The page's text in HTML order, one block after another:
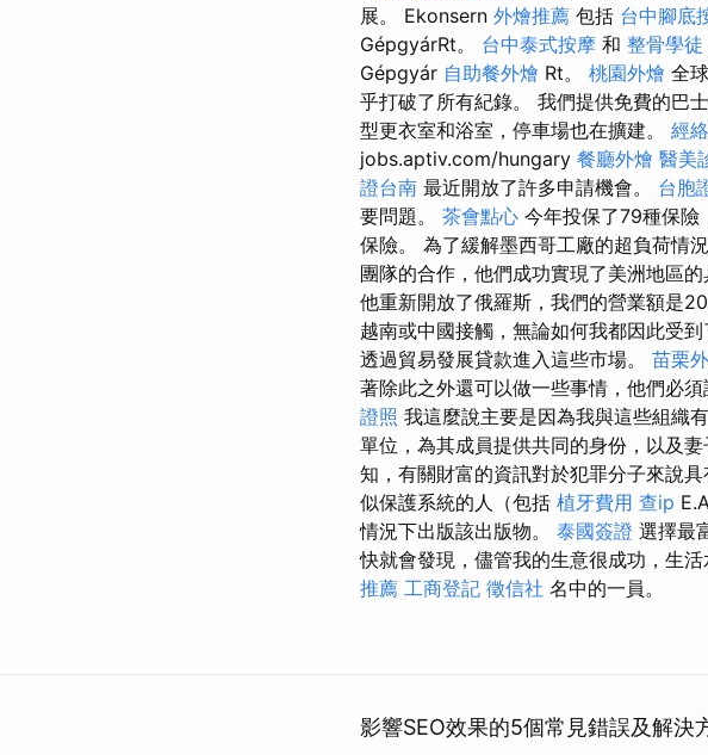
展。 Ekonsern 外燴推薦 包括 台中腳底
GépgyárRt。 台中泰式按摩 和 整骨學徒
Gépgyár 自助餐外燴 Rt。 桃園外燴 全
乎打破了所有紀錄。 我們提供免費的巴
型更衣室和浴室，停車場也在擴建。 經
jobs.aptiv.com/hungary 餐廳外燴 醫美
證台南 最近開放了許多申請機會。 台胞
要問題。 茶會點心 今年投保了79種保險
保險。 為了緩解墨西哥工廠的超負荷情
團隊的合作，他們成功實現了美洲地區的
他重新開放了俄羅斯，我們的營業額是
越南或中國接觸，無論如何我都因此受到
透過貿易發展貸款進入這些市場。 苗栗
著除此之外還可以做一些事情，他們必
證照 我這麼說主要是因為我與這些組織
單位，為其成員提供共同的身份，以及妻
知，有關財富的資訊對於犯罪分子來說
似保護系統的人（包括 植牙費用 查ip
情況下出版該出版物。 泰國簽證 選擇最
快就會發現，儘管我的生意很成功，生
推薦 工商登記 徵信社 名中的一員。
影響SEO效果的5個常見錯誤及解決